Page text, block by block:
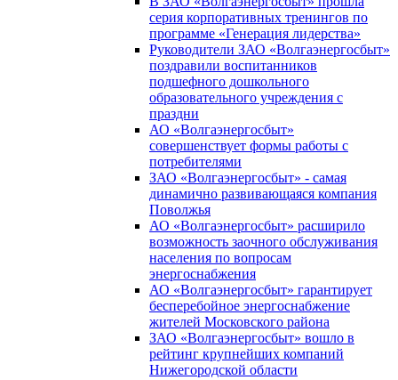
серия корпоративных тренингов по
программе «Генерация лидерства»
Руководители ЗАО «Волгаэнергосбыт»
поздравили воспитанников
подшефного дошкольного
образовательного учреждения с
праздни
АО «Волгаэнергосбыт»
совершенствует формы работы с
потребителями
ЗАО «Волгаэнергосбыт» - самая
динамично развивающаяся компания
Поволжья
АО «Волгаэнергосбыт» расширило
возможность заочного обслуживания
населения по вопросам
энергоснабжения
АО «Волгаэнергосбыт» гарантирует
бесперебойное энергоснабжение
жителей Московского района
ЗАО «Волгаэнергосбыт» вошло в
рейтинг крупнейших компаний
Нижегородской области